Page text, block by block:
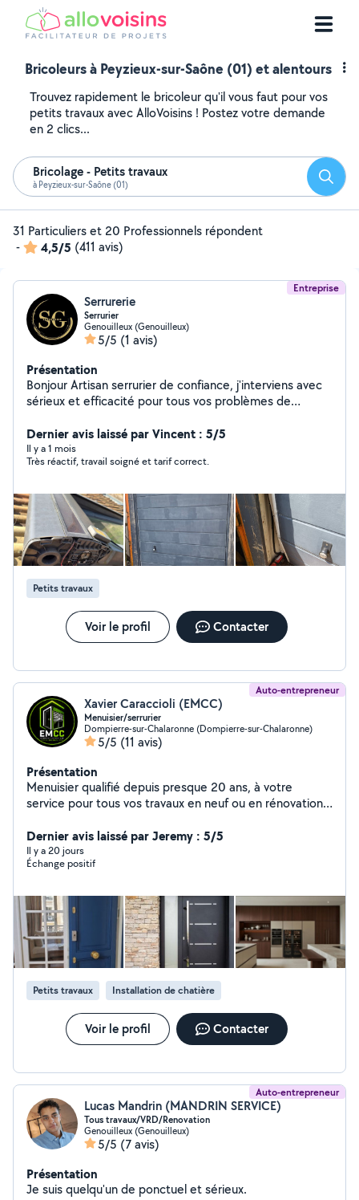
Bricoleurs à Peyzieux-sur-Saône (01) et alentours
Trouvez rapidement le bricoleur qu'il vous faut pour vos
petits travaux avec AlloVoisins ! Postez votre demande
en 2 clics...
Bricolage - Petits travaux
à Peyzieux-sur-Saône (01)
31 Particuliers et 20 Professionnels répondent
-
4,5/5 (411 avis)
Entreprise
Serrurerie
Serrurier
Genouilleux (Genouilleux)
5/5 (1 avis)
Présentation
Bonjour Artisan serrurier de confiance, j'interviens avec
sérieux et efficacité pour tous vos problèmes de
des délais et satisfaction client garantie . N'hésitez pas
à me contacter pour toutes demandes
Dernier avis laissé par Vincent : 5/5
Il y a 1 mois
Très réactif, travail soigné et tarif correct.
Petits travaux
Voir le profil Contacter
Auto-entrepreneur
Xavier Caraccioli (EMCC)
Menuisier/serrurier
Dompierre-sur-Chalaronne (Dompierre-sur-Chalaronne)
5/5 (11 avis)
Présentation
Menuisier qualifié depuis presque 20 ans, à votre
service pour tous vos travaux en neuf ou en rénovation
intérieures et extérieures. Portes de garage diverses et
variées Portails électriques ou non Portes d'entrée PVC
/ Bois / Alu Volets et fenêtres PVC / Bois / Alu Volets
avec photos et explications de votre souhait. Travail de
qualité, fait avec sérieux .
Dernier avis laissé par Jeremy : 5/5
Il y a 20 jours
Échange positif
Petits travaux Installation de chatière
Voir le profil Contacter
Auto-entrepreneur
Lucas Mandrin (MANDRIN SERVICE)
Tous travaux/VRD/Renovation
Genouilleux (Genouilleux)
5/5 (7 avis)
Présentation
Je suis quelqu'un de ponctuel et sérieux.